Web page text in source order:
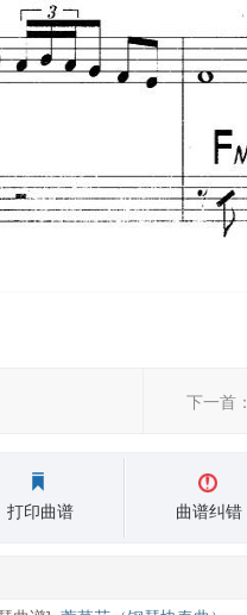
下一首：
打印曲谱 曲谱纠错